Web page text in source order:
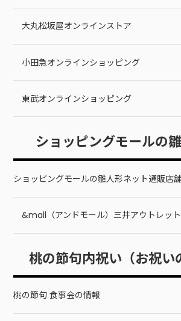
大丸松坂屋オンラインストア
小田急オンラインショッピング
東武オンラインショッピング
ショッピングモールの
ショッピングモールの雛人形ネット通販店
&mall（アンドモール）三井アウトレッ
桃の節句内祝い（お祝い
桃の節句 食事会の情報